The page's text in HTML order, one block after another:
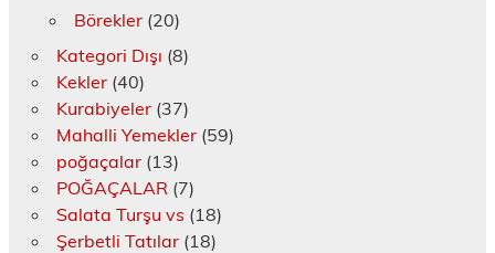
Börekler(20)
Kategori Dışı (8)
Kekler(40)
Kurabiyeler(37)
Mahalli Yemekler(59)
poğaçalar(13)
POĞAÇALAR (7)
Salata Turşu vs (18)
Şerbetli Tatılar(18)